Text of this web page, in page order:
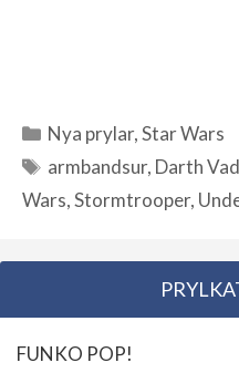
Kategorier
Nya prylar,Star Wars
Etiketter
armbandsur, Darth
Wars,Stormtrooper,
FUNKO POP!